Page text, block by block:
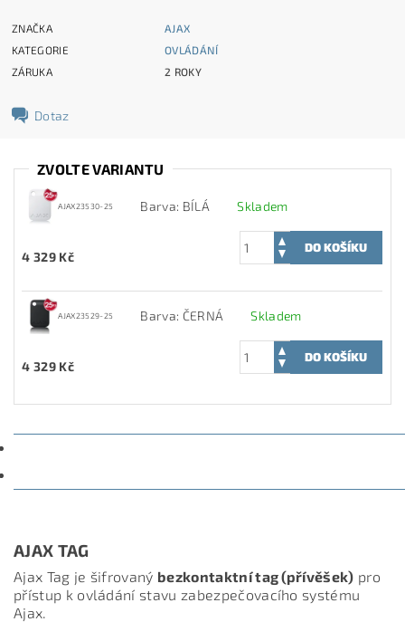
ZNAČKA
AJAX
KATEGORIE
OVLÁDÁNÍ
ZÁRUKA
2 ROKY
Dotaz
ZVOLTE VARIANTU
AJAX23530-25 Barva: BÍLÁ Skladem
4 329 Kč
AJAX23529-25 Barva: ČERNÁ Skladem
4 329 Kč
AJAX TAG
Ajax Tag je šifrovaný bezkontaktní tag (přívěšek) pro
přístup k ovládání stavu zabezpečovacího systému
Ajax.